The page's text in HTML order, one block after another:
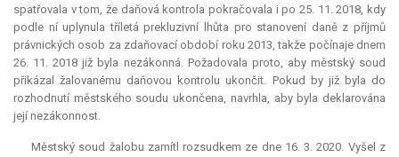
spatřovala v tom, že daňová kontrola pokračovala i po 25. 11. 2018, kdy
podle ní uplynula tříletáprekluzivní lhůta pro stanovení daně z příjmů
právnických osob za zdaňovací období roku 2013, takže počínaje dnem
26. 11. 2018 již byla nezákonná. Požadovala proto, aby městský soud
přikázal žalovanému daňovou kontrolu ukončit. Pokud by již byla do
rozhodnutí městského soudu ukončena, navrhla, aby byla deklarována
její nezákonnost.
Městský soud žalobu zamítl rozsudkem ze dne 16. 3. 2020. Vyšel z